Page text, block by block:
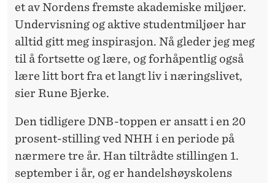
et av Nordens fremste akademiske miljøer.
Undervisning og aktive studentmiljøer har
alltid gitt meg inspirasjon. Nå gleder jeg meg
til å fortsette og lære, og forhåpentlig også
lære litt bort fra et langt liv i næringslivet,
sier Rune Bjerke.
Den tidligere DNB-toppen er ansatt i en 20
prosent-stilling ved NHH i en periode på
nærmere tre år. Han tiltrådte stillingen 1.
september i år, og er handelshøyskolens